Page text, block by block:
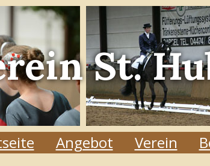
St.
Angebot Verein